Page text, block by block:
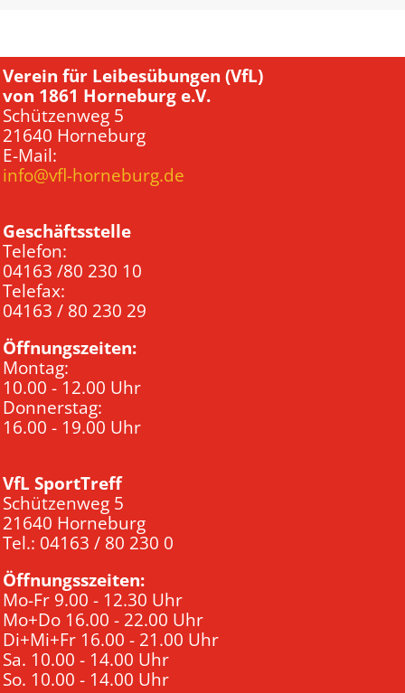
Verein für Leibesübungen (VfL)
von 1861 Horneburg e.V.
Schützenweg 5
21640 Horneburg
E-Mail:
info@vfl-horneburg.de
Geschäftsstelle
Telefon:
04163 /80 230 10
Telefax:
04163 / 80 230 29
Öffnungszeiten:
Montag:
10.00 - 12.00 Uhr
Donnerstag:
16.00 - 19.00 Uhr
VfL SportTreff
Schützenweg 5
21640 Horneburg
Tel.: 04163 / 80 230 0
Öffnungsszeiten:
Mo-Fr 9.00 - 12.30 Uhr
Mo+Do 16.00 - 22.00 Uhr
Di+Mi+Fr 16.00 - 21.00 Uhr
Sa. 10.00 - 14.00 Uhr
So. 10.00 - 14.00 Uhr